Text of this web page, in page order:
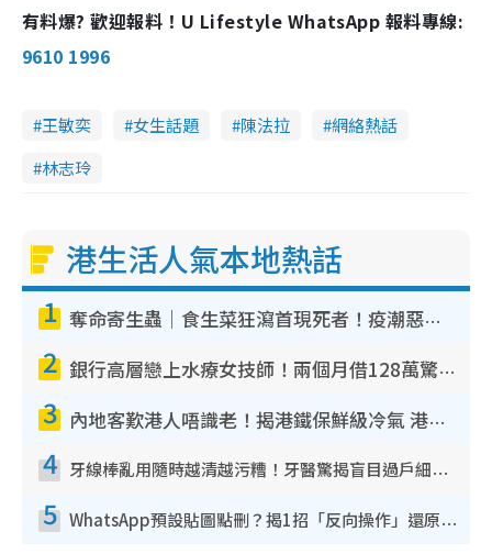
有料爆? 歡迎報料！U Lifestyle WhatsApp 報料專線:
9610 1996
王敏奕 女生話題 陳法拉
網絡熱話
林志玲
港生活人氣本地熱話
1 奪命寄生蟲｜食生菜狂瀉首現死者！疫潮惡化錄1.8萬宗病例 揭洗菜3大謬誤
2 銀行高層戀上水療女技師！兩個月借128萬驚覺「沉船」沉落火海 揭背後疑似邪教操控賣淫
3 內地客歎港人唔識老！揭港鐵保鮮級冷氣 港人求放過：咪投訴
4 牙線棒亂用隨時越清越污糟！牙醫驚揭盲目過戶細菌恐致蛀牙：呢種先係日常真保養
5 WhatsApp預設貼圖點刪？揭1招「反向操作」還原簡潔介面 附3步實測教學